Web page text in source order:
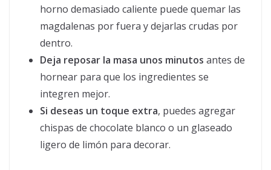
horno demasiado caliente puede quemar las
magdalenas por fuera y dejarlas crudas por
dentro.
Deja reposar la masa unos minutos antes de
hornear para que los ingredientes se
integren mejor.
Si deseas un toque extra, puedes agregar
chispas de chocolate blanco o un glaseado
ligero de limón para decorar.